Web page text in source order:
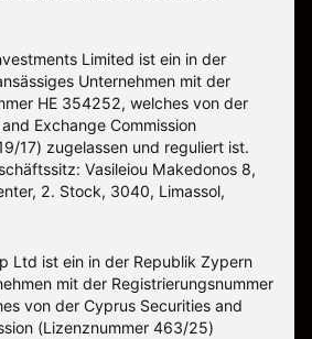
Limited ist ein in der
Unternehmen mit der
HE 354252, welches von der
Exchange Commission
17) zugelassen und reguliert ist.
Vasileiou Makedonos 8,
2. Stock, 3040, Limassol,
Ltd ist ein in der Republik Zypern
mit der Registrierungsnummer
von der Cyprus Securities and
(Lizenznummer 463/25)